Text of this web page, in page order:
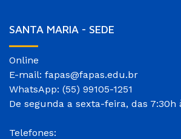
SANTA MARIA - SEDE
Online
E-mail: fapas@fapas.edu.br
WhatsApp: (55) 99105-1251
De segunda a sexta-feira, das 7:30h
Telefones: